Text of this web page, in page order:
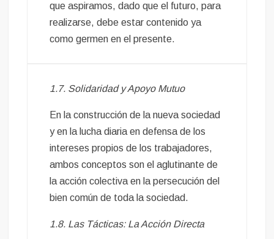
que aspiramos, dado que el futuro, para
realizarse, debe estar contenido ya
como germen en el presente.
1.7. Solidaridad y Apoyo Mutuo
En la construcción de la nueva sociedad
y en la lucha diaria en defensa de los
intereses propios de los trabajadores,
ambos conceptos son el aglutinante de
la acción colectiva en la persecución del
bien común de toda la sociedad.
1.8. Las Tácticas: La Acción Directa